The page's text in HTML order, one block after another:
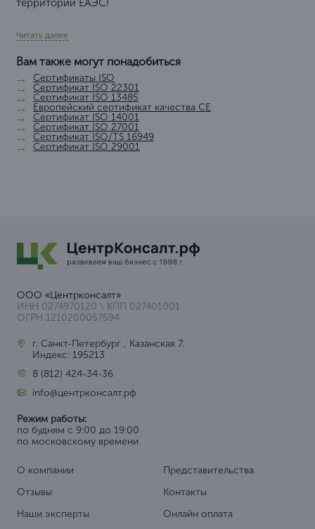
Читать далее
Вам также могут понадобиться
Сертификаты ISO
Сертификат ISO 22301
Сертификат ISO 13485
Европейский сертификат качества СЕ
Сертификат ISO 14001
Сертификат ISO 27001
Сертификат ISO/TS 16949
Сертификат ISO 29001
ООО «Центрконсалт»
ИНН 0274970120 \ КПП 027401001
ОГРН 1210200057594
г. Санкт-Петербург , Казанская 7.
Индекс: 195213
8 (812) 424-34-36
info@центрконсалт.рф
Режим работы:
по будням с 9:00 до 19:00
по московскому времени
О компании
Отзывы
Наши эксперты
Представительства
Контакты
Онлайн оплата